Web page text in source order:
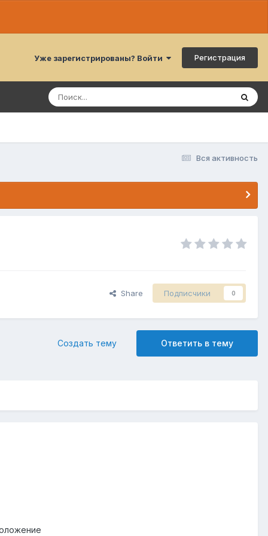
Уже зарегистрированы? Войти Регистрация
Вся активность
Share Подписчики 0
Ответить в тему
Создать тему